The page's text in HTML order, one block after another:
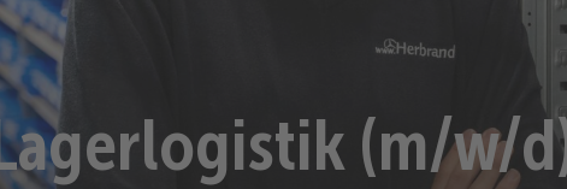
(m/w/